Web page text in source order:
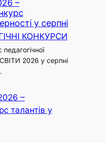
–
у серпні
КОНКУРСИ
2026 у серпні